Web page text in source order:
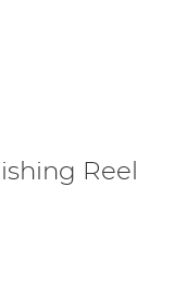
Reel